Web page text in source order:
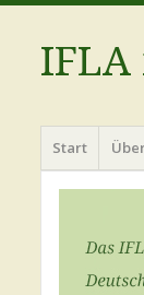
Menü
Zum
Inhalt
Start